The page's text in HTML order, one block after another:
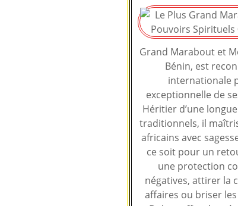
Grand Marabout et
Bénin, est
internationale
exceptionnelle de
Héritier d’une
traditionnels, il
africains avec
ce soit pour un
une protection
négatives, attirer la
affaires ou briser